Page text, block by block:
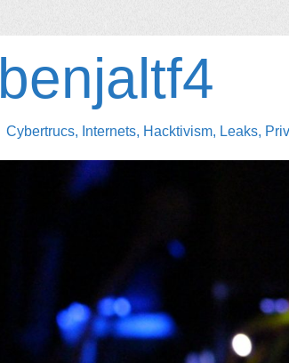
benjaltf4
Cybertrucs, Internets, Hacktivism, Leaks,